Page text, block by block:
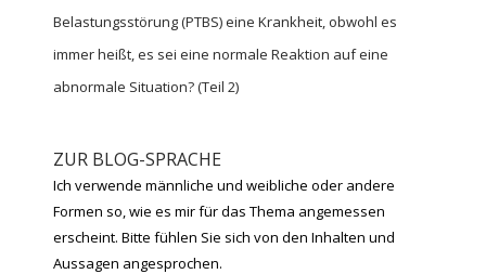
Belastungsstörung (PTBS) eine Krankheit, obwohl es
immer heißt, es sei eine normale Reaktion auf eine
abnormale Situation? (Teil 2)
ZUR BLOG-SPRACHE
Ich verwende männliche und weibliche oder andere
Formen so, wie es mir für das Thema angemessen
erscheint. Bitte fühlen Sie sich von den Inhalten und
Aussagen angesprochen.